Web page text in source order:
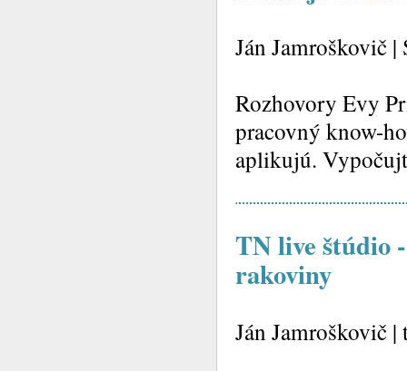
Ján Jamroškovič
Rozhovory Evy
pracovný know-
aplikujú.
TN live štúdio
rakoviny
Ján Jamroškovič